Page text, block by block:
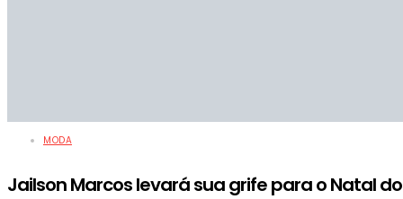
MODA
Jailson Marcos levará sua grife para o Natal